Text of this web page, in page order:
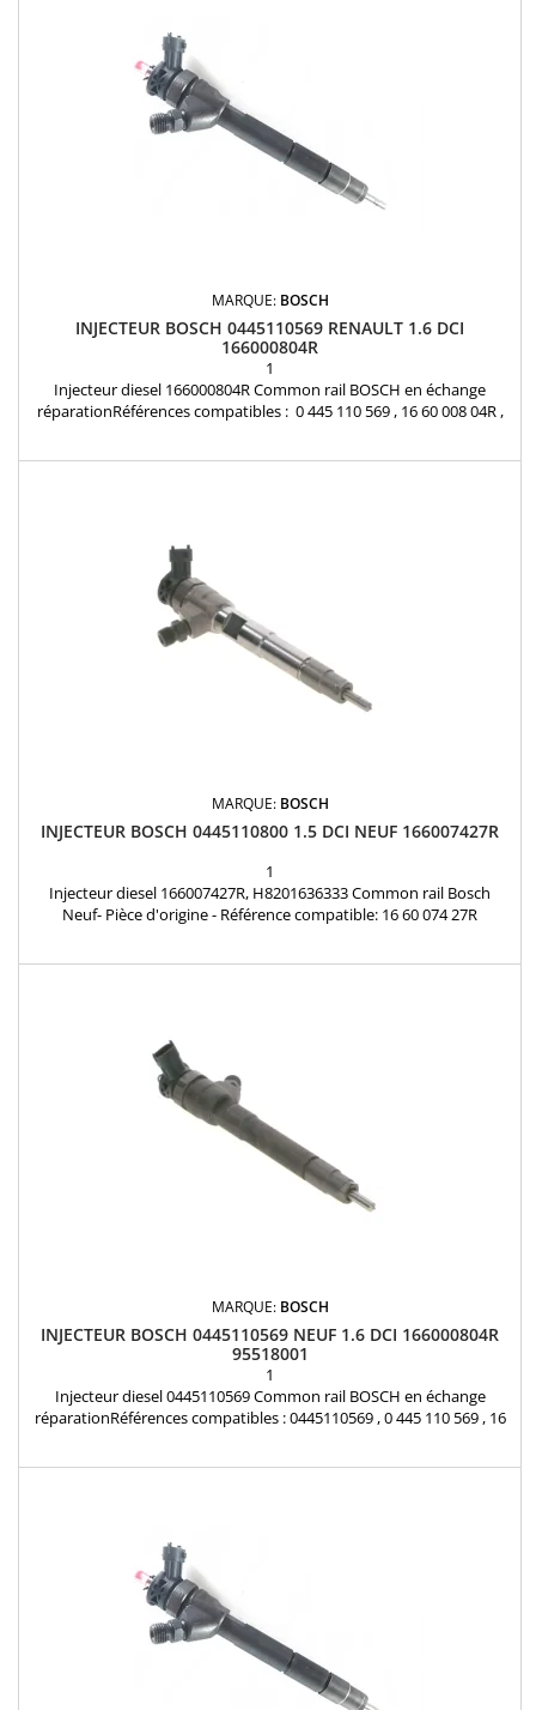
MARQUE: BOSCH
INJECTEUR BOSCH 0445110569 RENAULT 1.6 DCI
166000804R
1
Injecteur diesel 166000804R Common rail BOSCH en échange
réparationRéférences compatibles : 0 445 110 569 , 16 60 008 04R ,
MARQUE: BOSCH
INJECTEUR BOSCH 0445110800 1.5 DCI NEUF 166007427R
1
Injecteur diesel 166007427R, H8201636333 Common rail Bosch
Neuf- Pièce d'origine - Référence compatible: 16 60 074 27R
MARQUE: BOSCH
INJECTEUR BOSCH 0445110569 NEUF 1.6 DCI 166000804R
95518001
1
Injecteur diesel 0445110569 Common rail BOSCH en échange
réparationRéférences compatibles : 0445110569 , 0 445 110 569 , 16